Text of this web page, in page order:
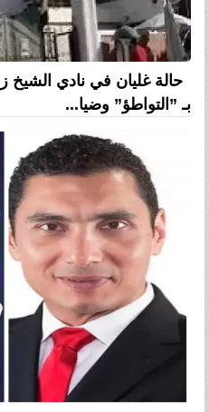
حالة غليان في نادي الشيخ
بـ ”التواطؤ” وضيا...